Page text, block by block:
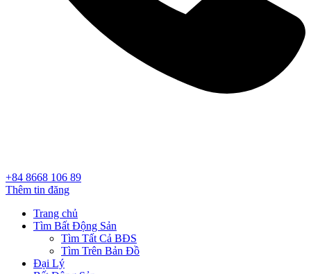
+84 8668 106 89
Thêm tin đăng
Trang chủ
Tìm Bất Động Sản
Tìm Tất Cả BĐS
Tìm Trên Bản Đồ
Đại Lý